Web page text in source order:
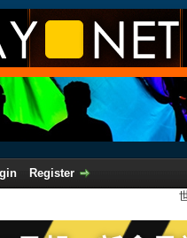
Register